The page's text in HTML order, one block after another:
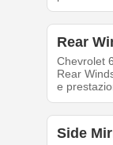
Rear
Chevrolet
Rear
e
Side